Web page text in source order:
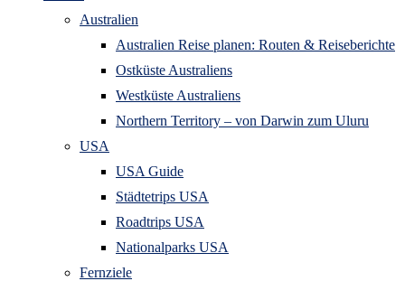
Australien
Australien Reise planen: Routen & Reiseberichte
Ostküste Australiens
Westküste Australiens
Northern Territory – von Darwin zum Uluru
USA
USA Guide
Städtetrips USA
Roadtrips USA
Nationalparks USA
Fernziele